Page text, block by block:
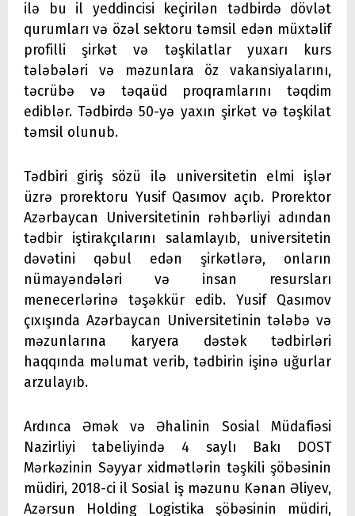
ilə bu il yeddincisi keçirilən tədbirdə dövlət
qurumları və özəl sektoru təmsil edən müxtəlif
profilli şirkət və təşkilatlar yuxarı kurs
tələbələri və məzunlara öz vakansiyalarını,
təcrübə və təqaüd proqramlarını təqdim
ediblər. Tədbirdə 50-yə yaxın şirkət və təşkilat
təmsil olunub.
Tədbiri giriş sözü ilə universitetin elmi işlər
üzrə prorektoru Yusif Qasımov açıb. Prorektor
Azərbaycan Universitetinin rəhbərliyi adından
tədbir iştirakçılarını salamlayıb, universitetin
dəvətini qəbul edən şirkətlərə, onların
nümayəndələri və insan resursları
menecerlərinə təşəkkür edib. Yusif Qasımov
çıxışında Azərbaycan Universitetinin tələbə və
məzunlarına karyera dəstək tədbirləri
haqqında məlumat verib, tədbirin işinə uğurlar
arzulayıb.
Ardınca Əmək və Əhalinin Sosial Müdafiəsi
Nazirliyi tabeliyində 4 saylı Bakı DOST
Mərkəzinin Səyyar xidmətlərin təşkili şöbəsinin
müdiri, 2018-ci il Sosial iş məzunu Kənan Əliyev,
Azərsun Holding Logistika şöbəsinin müdiri,